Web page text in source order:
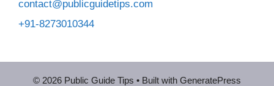
contact@publicguidetips.com
+91-8273010344
© 2026 Public Guide Tips • Built with GeneratePress